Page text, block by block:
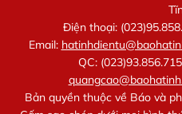
Điện thoại:
Email:
QC:
Bản quyền thuộc về Báo và